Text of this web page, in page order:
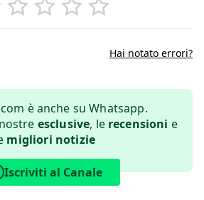
Hai notato errori?
è anche su Whatsapp.
esclusive, le recensioni e
migliori notizie
Iscriviti al Canale